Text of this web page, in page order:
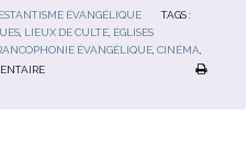
ÉVANGÉLIQUE
TAGS :
LIEUX DE CULTE ÉGLISES
ÉVANGÉLIQUE ,CINÉMA